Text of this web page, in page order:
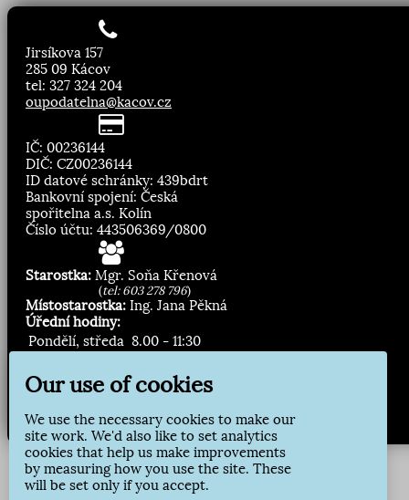
Jirsíkova 157
285 09 Kácov
tel: 327 324 204
oupodatelna@kacov.cz
IČ: 00236144
DIČ: CZ00236144
ID datové schránky: 439bdrt
Bankovní spojení: Česká
spořitelna a.s. Kolín
Číslo účtu: 443506369/0800
Starostka: Mgr. Soňa Křenová
(tel: 603 278 796)
Místostarostka: Ing. Jana Pěkná
Úřední hodiny:
Pondělí, středa 8.00 - 11:30
Přihlásit odběr
Our use of cookies
We use the necessary cookies to make our
site work. We'd also like to set analytics
cookies that help us make improvements
by measuring how you use the site. These
will be set only if you accept.